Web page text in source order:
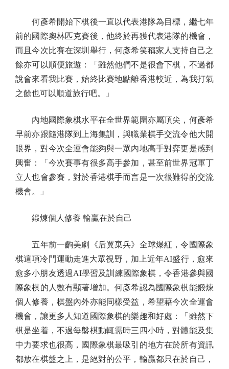
何彥希開始下棋後一直以代表港隊為目標，繼七年
前的國際奧林匹克賽後，他終於再獲代表港隊的機會，
而且今次比賽在深圳舉行，何彥希笑稱家人支持自己之
餘亦可以順便旅遊：「雖然他們不是很會下棋，不過都
說會來看我比賽，始終比賽地點離香港較近，為我打氣
之餘也可以順道旅行吧。」
內地國際象棋水平在全世界範圍亦屬頂尖，何彥希
早前亦跟隨港隊到上海集訓，與職業棋手交流令他大開
眼界，對今次全運會能夠與一眾內地高手對弈更是感到
興奮：「今次賽事有很多高手參加，甚至前世界冠軍丁
立人也會參賽，對於香港棋手而言是一次很難得的交流
機會。」
鍛煉個人修養 輸贏在於自己
五年前一齣美劇《后翼棄兵》全球爆紅，令國際象
棋這項冷門運動走進大眾視野，加上近年AI盛行，愈來
愈多小朋友透過AI學習及訓練國際象棋，令香港參與國
際象棋的人數有顯著增加。何彥希認為國際象棋能鍛煉
個人修養，棋盤內外亦能同樣受益，希望藉今次全運會
機會，讓更多人知道國際象棋的樂趣和好處：「雖然下
棋是坐着，不過每盤棋動輒需時三四小時，對體能及集
中力要求也很高，國際象棋最吸引的地方在於所有資訊
都放在棋盤之上，是絕對的公平，輸贏都只在於自己，